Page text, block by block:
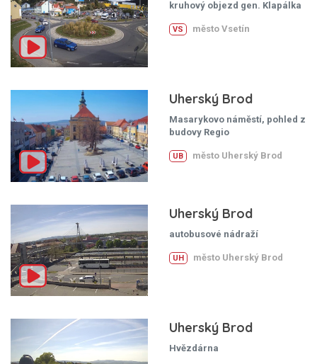
kruhový objezd gen. Klapálka
VS město Vsetín
Uherský Brod
Masarykovo náměstí, pohled z
budovy Regio
UB město Uherský Brod
Uherský Brod
autobusové nádraží
UH město Uherský Brod
Uherský Brod
Hvězdárna